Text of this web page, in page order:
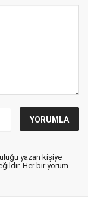
yazan kişiye
Her bir yorum